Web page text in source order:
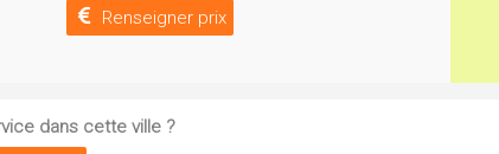
Renseigner prix
dans cette ville ?